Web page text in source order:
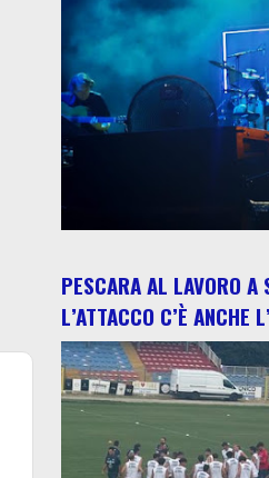
PESCARA AL LAVORO A
L’ATTACCO C’È ANCHE